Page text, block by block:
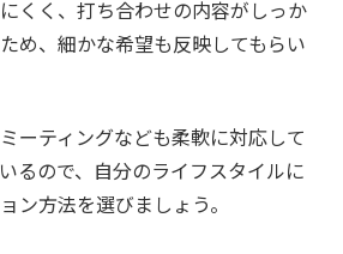
くく、打ち合わせの内容がしっか
め、細かな希望も反映してもらい
ーティングなども柔軟に対応して
るので、自分のライフスタイルに
ン方法を選びましょう。